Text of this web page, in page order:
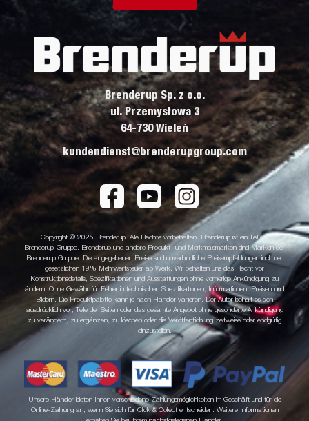
Brenderup Sp. z o.o.
ul. Przemysłowa 3
64-730 Wieleń
kundendienst@brenderupgroup.com
Copyright © 2025 Brenderup. Alle Rechte vorbehalten. Brenderup ist ein Teil der
Brenderup-Gruppe. Brenderup und andere Produkt- und Merkmalsmarken sind Marken der
Brenderup Gruppe. Die angegebenen Preise sind unverbindliche Preisempfehlungen incl. der
gesetzlichen 19% Mehrwertsteuer ab Werk. Wir behalten uns das Recht vor
Konstruktionsdetails, Spezifikationen und Ausstattungen ohne vorherige Ankündigung zu
ändern. Ohne Gewähr für Fehler in technischen Spezifikationen, Informationen, Preisen und
Bildern. Die Produktpalette kann je nach Händler variieren. Der Autor behält es sich
ausdrücklich vor, Teile der Seiten oder das gesamte Angebot ohne gesonderte Ankündigung
zu verändern, zu ergänzen, zu löschen oder die Veröffentlichung zeitweise oder endgültig
einzustellen.
Unsere Händler bieten Ihnen verschiedene Zahlungsmöglichkeiten im Geschäft und für die
Online-Zahlung an, wenn Sie sich für Click & Collect entscheiden. Weitere Informationen